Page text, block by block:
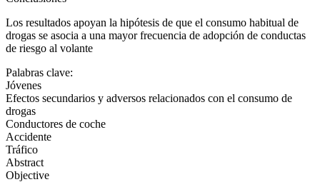
Los resultados apoyan la hipótesis de que el consumo habitual de
drogas se asocia a una mayor frecuencia de adopción de conductas
de riesgo al volante
Palabras clave:
Jóvenes
Efectos secundarios y adversos relacionados con el consumo de
drogas
Conductores de coche
Accidente
Tráfico
Abstract
Objective